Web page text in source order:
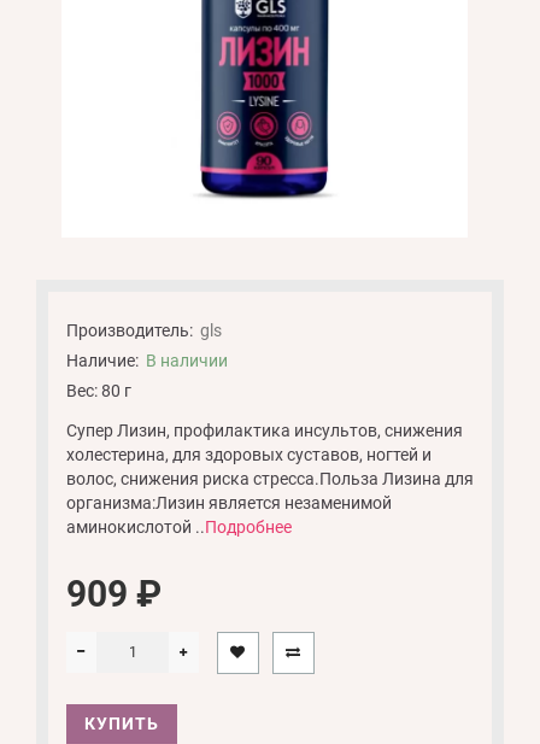
Производитель: gls
Наличие: В наличии
Вес: 80 г
Супер Лизин, профилактика инсультов, снижения
холестерина, для здоровых суставов, ногтей и
волос, снижения риска стресса.Польза Лизина для
организма:Лизин является незаменимой
аминокислотой ..Подробнее
909 ₽
КУПИТЬ